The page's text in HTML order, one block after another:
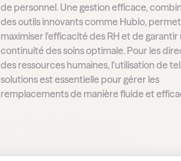
de personnel. Une gestion efficace,
des outils innovants comme Hublo,
maximiser l'efficacité des RH et de garantir
continuité des soins optimale. Pour les
des ressources humaines, l'utilisation de
solutions est essentielle pour gérer les
remplacements de manière fluide et